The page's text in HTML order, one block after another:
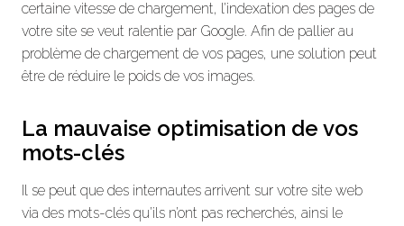
certaine vitesse de chargement, l’indexation des pages de
votre site se veut ralentie par Google. Afin de pallier au
problème de chargement de vos pages, une solution peut
être de réduire le poids de vos images.
La mauvaise optimisation de vos
mots-clés
Il se peut que des internautes arrivent sur votre site web
via des mots-clés qu’ils n’ont pas recherchés, ainsi le